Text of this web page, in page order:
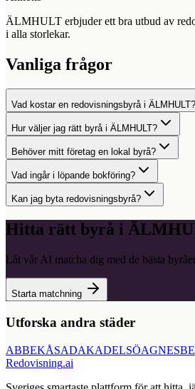
ÄLMHULT erbjuder ett bra utbud av
i alla storlekar.
Vanliga frågor
Vad kostar en redovisningsbyrå i ÄLMHULT?
Hur väljer jag rätt byrå i ÄLMHULT?
Behöver mitt företag en lokal byrå?
Vad ingår i löpande bokföring?
Kan jag byta redovisningsbyrå?
Hitta rätt byrå i
Låt vår AI matcha dig med de bästa
Starta matchning
Utforska andra städer
ABBEKÅSADAKADELSÖ
Redovisning.ai